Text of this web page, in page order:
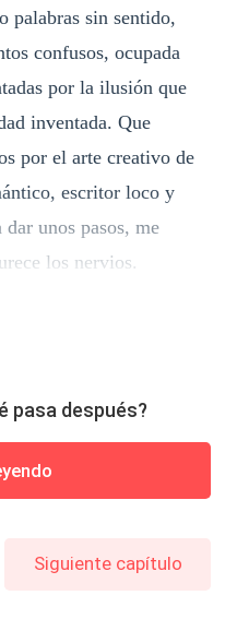
palabras sin sentido,
confusos, ocupada
por la ilusión que
inventada. Que
por el arte creativo de
escritor loco y
unos pasos, me
los nervios.
pasa después?
Siguiente capítulo